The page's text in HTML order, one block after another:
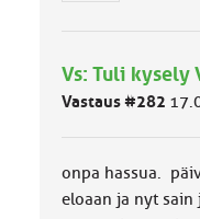
m
ä
k
k
Vs: Tuli
Vastaus #282
onpa hassua.
eloaan ja nyt